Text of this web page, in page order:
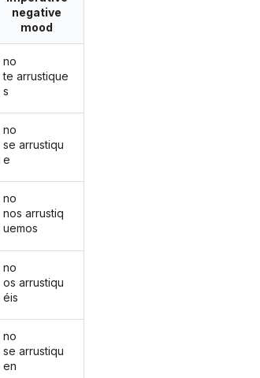
negative
mood
no
te arrustique
s
no
se arrustiqu
e
no
nos arrustiq
uemos
no
os arrustiqu
éis
no
se arrustiqu
en